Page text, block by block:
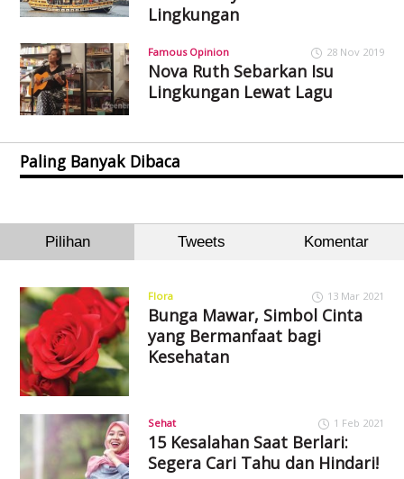
Lingkungan
Famous Opinion 28 Nov 2019
Nova Ruth Sebarkan Isu
Lingkungan Lewat Lagu
Paling Banyak Dibaca
Pilihan Tweets Komentar
Flora 13 Mar 2021
Bunga Mawar, Simbol Cinta
yang Bermanfaat bagi
Kesehatan
Sehat 1 Feb 2021
15 Kesalahan Saat Berlari:
Segera Cari Tahu dan Hindari!